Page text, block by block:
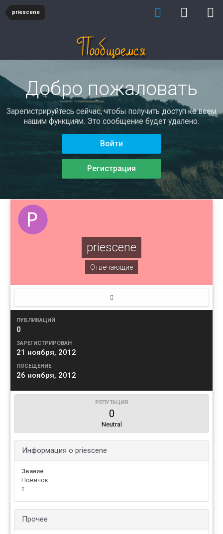
priescene
Добро пожаловать
Зарегистрируйтесь сейчас, чтобы получить доступ ко всем
нашим функциям. Это сообщение будет удалено.
Войти
Регистрация
priescene
Отвечающие
ПУБЛИКАЦИЙ
0
ЗАРЕГИСТРИРОВАН
21 ноября, 2012
ПОСЕЩЕНИЕ
26 ноября, 2012
РЕПУТАЦИЯ
0
Neutral
Информация о priescene
Звание
Новичок
Прочее